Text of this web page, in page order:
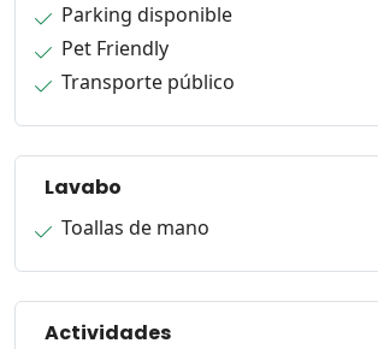
Parking disponible
Pet Friendly
Transporte público
Lavabo
Toallas de mano
Actividades